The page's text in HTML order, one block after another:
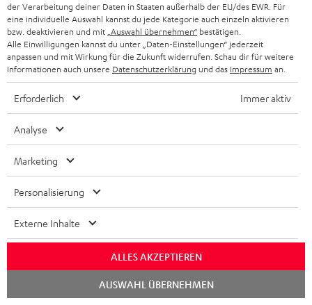
„… ist und bleibt ein Highlight in seiner Preisklasse …“
HiFi Vision
„… gefällt auf Anhieb durch seine angenehme, lockere
Spielweise …“
der Verarbeitung deiner Daten in Staaten außerhalb der EU/des EWR. Für
eine individuelle Auswahl kannst du jede Kategorie auch einzeln aktivieren
bzw. deaktivieren und mit „Auswahl übernehmen“ bestätigen.
Alle Einwilligungen kannst du unter „Daten-Einstellungen“ jederzeit
anpassen und mit Wirkung für die Zukunft widerrufen. Schau dir für weitere
Informationen auch unsere Datenschutzerklärung und das Impressum an.
Erforderlich Immer aktiv
Analyse
Marketing
Personalisierung
Externe Inhalte
ALLES AKZEPTIEREN
AUSWAHL ÜBERNEHMEN